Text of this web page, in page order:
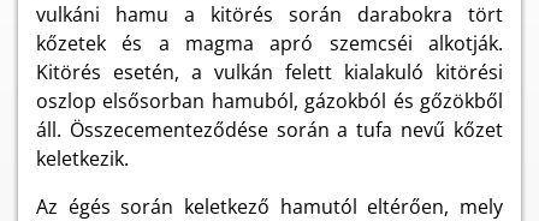
vulkáni hamu a kitörés során darabokra tört
kőzetek és a magma apró szemcséi alkotják.
Kitörés esetén, a vulkán felett kialakuló kitörési
oszlop elsősorban hamuból, gázokból és gőzökből
áll. Összecementeződése során a tufa nevű kőzet
keletkezik.
Az égés során keletkező hamutól eltérően, mely